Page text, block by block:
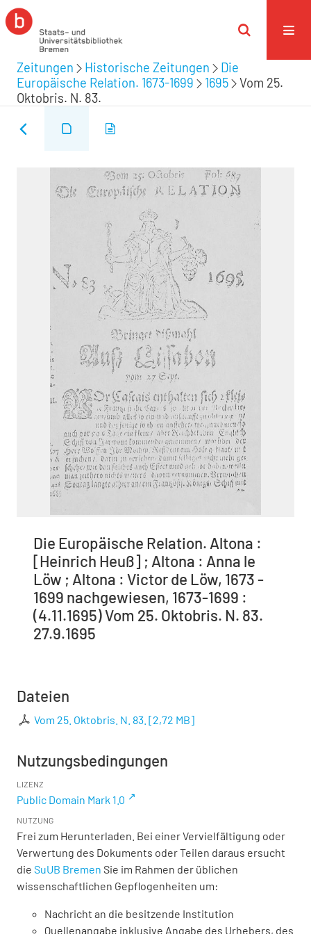
Zeitungen Historische Zeitungen
Die
Europäische Relation. 1673-1699
1695
Vom 25.
Oktobris. N. 83.
Die Europäische Relation. Altona :
[Heinrich Heuß] ; Altona : Anna le
Löw ; Altona : Victor de Löw, 1673 -
1699 nachgewiesen, 1673-1699 :
(4.11.1695) Vom 25. Oktobris. N. 83.
27.9.1695
Dateien
Vom 25. Oktobris. N. 83. [2,72 MB]
Nutzungsbedingungen
LIZENZ
Public Domain Mark 1.0
NUTZUNG
Frei zum Herunterladen. Bei einer Vervielfältigung oder
Verwertung des Dokuments oder Teilen daraus ersucht
die SuUB Bremen Sie im Rahmen der üblichen
wissenschaftlichen Gepflogenheiten um:
Nachricht an die besitzende Institution
Quellenangabe inklusive Angabe des Urhebers, des